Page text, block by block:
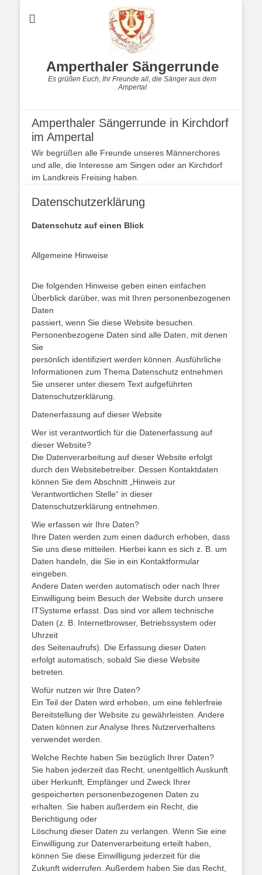
Amperthaler Sängerrunde
Es grüßen Euch, Ihr Freunde all, die Sänger aus dem
Ampertal
Amperthaler Sängerrunde in Kirchdorf
im Ampertal
Wir begrüßen alle Freunde unseres Männerchores
und alle, die Interesse am Singen oder an Kirchdorf
im Landkreis Freising haben.
Datenschutzerklärung
Datenschutz auf einen Blick
Allgemeine Hinweise
Die folgenden Hinweise geben einen einfachen
Überblick darüber, was mit Ihren personenbezogenen
Daten
passiert, wenn Sie diese Website besuchen.
Personenbezogene Daten sind alle Daten, mit denen
Sie
persönlich identifiziert werden können. Ausführliche
Informationen zum Thema Datenschutz entnehmen
Sie unserer unter diesem Text aufgeführten
Datenschutzerklärung.
Datenerfassung auf dieser Website
Wer ist verantwortlich für die Datenerfassung auf
dieser Website?
Die Datenverarbeitung auf dieser Website erfolgt
durch den Websitebetreiber. Dessen Kontaktdaten
können Sie dem Abschnitt „Hinweis zur
Verantwortlichen Stelle“ in dieser
Datenschutzerklärung entnehmen.
Wie erfassen wir Ihre Daten?
Ihre Daten werden zum einen dadurch erhoben, dass
Sie uns diese mitteilen. Hierbei kann es sich z. B. um
Daten handeln, die Sie in ein Kontaktformular
eingeben.
Andere Daten werden automatisch oder nach Ihrer
Einwilligung beim Besuch der Website durch unsere
ITSysteme erfasst. Das sind vor allem technische
Daten (z. B. Internetbrowser, Betriebssystem oder
Uhrzeit
des Seitenaufrufs). Die Erfassung dieser Daten
erfolgt automatisch, sobald Sie diese Website
betreten.
Wofür nutzen wir Ihre Daten?
Ein Teil der Daten wird erhoben, um eine fehlerfreie
Bereitstellung der Website zu gewährleisten. Andere
Daten können zur Analyse Ihres Nutzerverhaltens
verwendet werden.
Welche Rechte haben Sie bezüglich Ihrer Daten?
Sie haben jederzeit das Recht, unentgeltlich Auskunft
über Herkunft, Empfänger und Zweck Ihrer
gespeicherten personenbezogenen Daten zu
erhalten. Sie haben außerdem ein Recht, die
Berichtigung oder
Löschung dieser Daten zu verlangen. Wenn Sie eine
Einwilligung zur Datenverarbeitung erteilt haben,
können Sie diese Einwilligung jederzeit für die
Zukunft widerrufen. Außerdem haben Sie das Recht,